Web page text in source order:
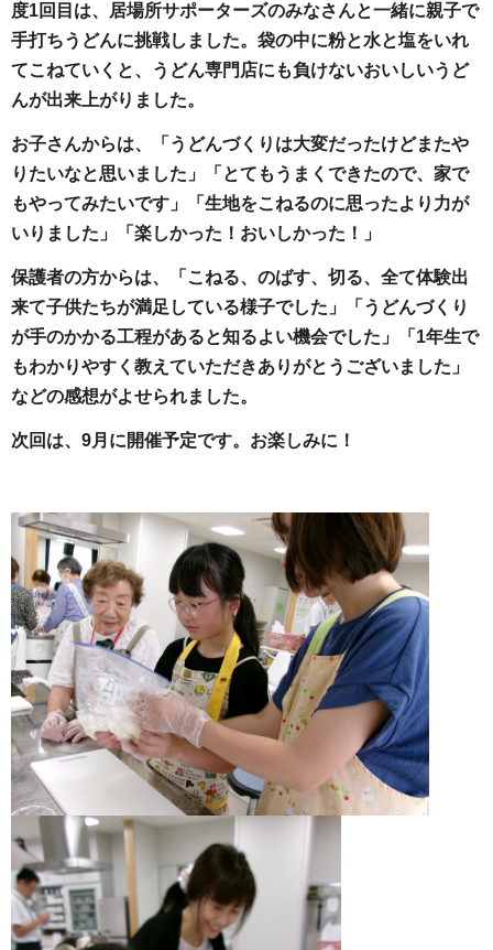
度1回目は、居場所サポーターズのみなさんと一緒に親子で
手打ちうどんに挑戦しました。袋の中に粉と水と塩をいれ
てこねていくと、うどん専門店にも負けないおいしいうど
んが出来上がりました。
お子さんからは、「うどんづくりは大変だったけどまたや
りたいなと思いました」「とてもうまくできたので、家で
もやってみたいです」「生地をこねるのに思ったより力が
いりました」「楽しかった！おいしかった！」
保護者の方からは、「こねる、のばす、切る、全て体験出
来て子供たちが満足している様子でした」「うどんづくり
が手のかかる工程があると知るよい機会でした」「1年生で
もわかりやすく教えていただきありがとうございました」
などの感想がよせられました。
次回は、9月に開催予定です。お楽しみに！